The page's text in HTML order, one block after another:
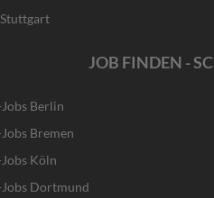
JOB FINDEN -
Berlin
Bremen
Köln
Dortmund